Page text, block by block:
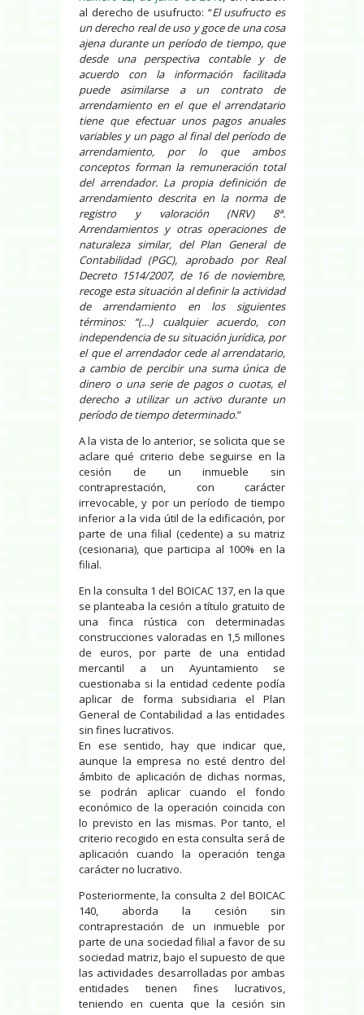
al derecho de usufructo: “El usufructo es
un derecho real de uso y goce de una cosa
ajena durante un período de tiempo, que
desde una perspectiva contable y de
acuerdo con la información facilitada
puede asimilarse a un contrato de
arrendamiento en el que el arrendatario
tiene que efectuar unos pagos anuales
variables y un pago al final del período de
arrendamiento, por lo que ambos
conceptos forman la remuneración total
del arrendador. La propia definición de
arrendamiento descrita en la norma de
registro y valoración (NRV) 8ª.
Arrendamientos y otras operaciones de
naturaleza similar, del Plan General de
Contabilidad (PGC), aprobado por Real
Decreto 1514/2007, de 16 de noviembre,
recoge esta situación al definir la actividad
de arrendamiento en los siguientes
términos: “(…) cualquier acuerdo, con
independencia de su situación jurídica, por
el que el arrendador cede al arrendatario,
a cambio de percibir una suma única de
dinero o una serie de pagos o cuotas, el
derecho a utilizar un activo durante un
período de tiempo determinado.”
A la vista de lo anterior, se solicita que se
aclare qué criterio debe seguirse en la
cesión de un inmueble sin
contraprestación, con carácter
irrevocable, y por un período de tiempo
inferior a la vida útil de la edificación, por
parte de una filial (cedente) a su matriz
(cesionaria), que participa al 100% en la
filial.
En la consulta 1 del BOICAC 137, en la que
se planteaba la cesión a título gratuito de
una finca rústica con determinadas
construcciones valoradas en 1,5 millones
de euros, por parte de una entidad
mercantil a un Ayuntamiento se
cuestionaba si la entidad cedente podía
aplicar de forma subsidiaria el Plan
General de Contabilidad a las entidades
sin fines lucrativos.
En ese sentido, hay que indicar que,
aunque la empresa no esté dentro del
ámbito de aplicación de dichas normas,
se podrán aplicar cuando el fondo
económico de la operación coincida con
lo previsto en las mismas. Por tanto, el
criterio recogido en esta consulta será de
aplicación cuando la operación tenga
carácter no lucrativo.
Posteriormente, la consulta 2 del BOICAC
140, aborda la cesión sin
contraprestación de un inmueble por
parte de una sociedad filial a favor de su
sociedad matriz, bajo el supuesto de que
las actividades desarrolladas por ambas
entidades tienen fines lucrativos,
teniendo en cuenta que la cesión sin